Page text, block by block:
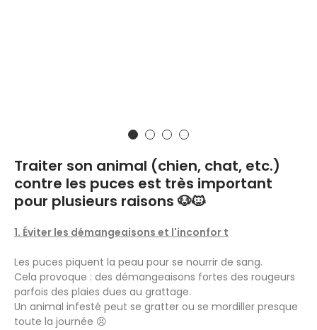
Traiter son animal (chien, chat, etc.)
contre les puces est très important
pour plusieurs raisons 🐶🐱
1. Éviter les démangeaisons et l'inconfor t
Les puces piquent la peau pour se nourrir de sang.
Cela provoque : des démangeaisons fortes des rougeurs
parfois des plaies dues au grattage.
Un animal infesté peut se gratter ou se mordiller presque
toute la journée 😣